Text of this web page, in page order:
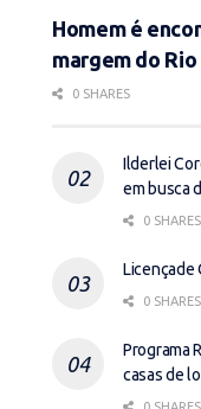
Homem é
margem do Rio
0 SHARES
Ilderlei
em busca
0 SHARES
Licençade
0 SHARES
Programa
casas de